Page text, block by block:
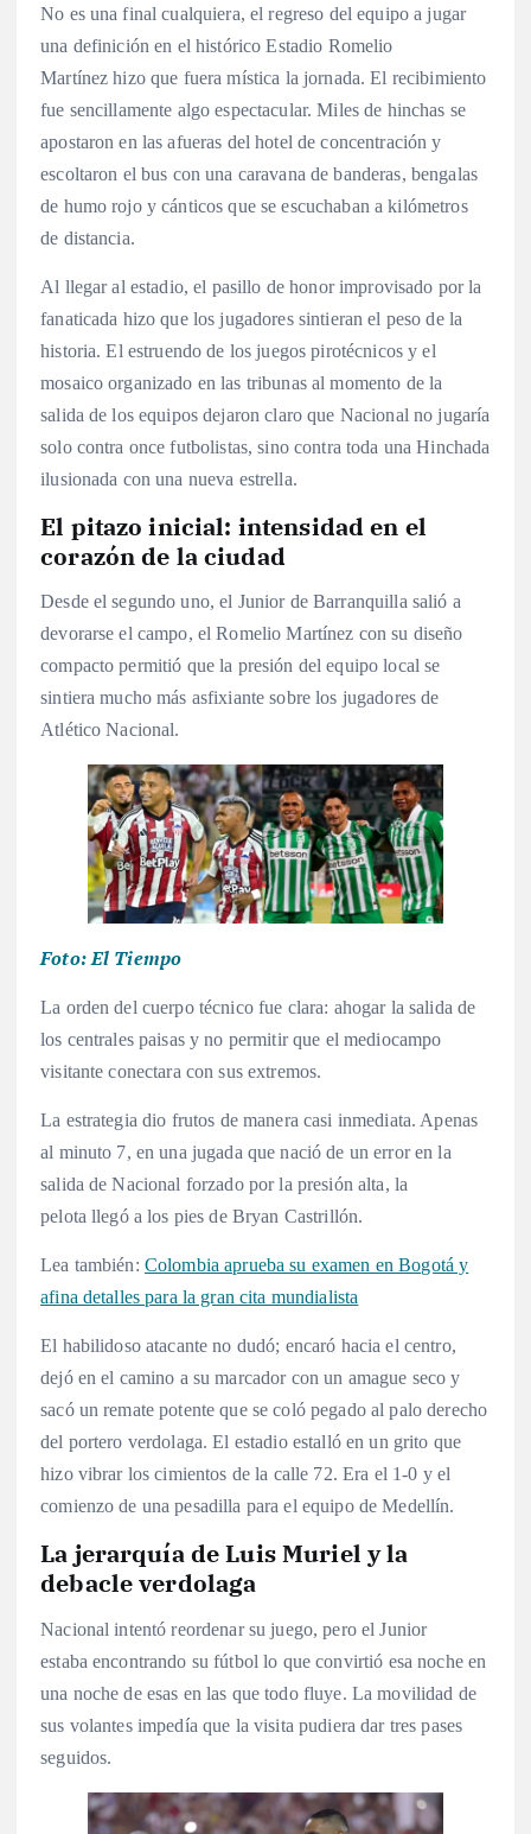
No es una final cualquiera, el regreso del equipo a jugar
una definición en el histórico Estadio Romelio
Martínez hizo que fuera mística la jornada. El recibimiento
fue sencillamente algo espectacular. Miles de hinchas se
apostaron en las afueras del hotel de concentración y
escoltaron el bus con una caravana de banderas, bengalas
de humo rojo y cánticos que se escuchaban a kilómetros
de distancia.
Al llegar al estadio, el pasillo de honor improvisado por la
fanaticada hizo que los jugadores sintieran el peso de la
historia. El estruendo de los juegos pirotécnicos y el
mosaico organizado en las tribunas al momento de la
salida de los equipos dejaron claro que Nacional no jugaría
solo contra once futbolistas, sino contra toda una Hinchada
ilusionada con una nueva estrella.
El pitazo inicial: intensidad en el
corazón de la ciudad
Desde el segundo uno, el Junior de Barranquilla salió a
devorarse el campo, el Romelio Martínez con su diseño
compacto permitió que la presión del equipo local se
sintiera mucho más asfixiante sobre los jugadores de
Atlético Nacional.
Foto: El Tiempo
La orden del cuerpo técnico fue clara: ahogar la salida de
los centrales paisas y no permitir que el mediocampo
visitante conectara con sus extremos.
La estrategia dio frutos de manera casi inmediata. Apenas
al minuto 7, en una jugada que nació de un error en la
salida de Nacional forzado por la presión alta, la
pelota llegó a los pies de Bryan Castrillón.
Lea también: Colombia aprueba su examen en Bogotá y
afina detalles para la gran cita mundialista
El habilidoso atacante no dudó; encaró hacia el centro,
dejó en el camino a su marcador con un amague seco y
sacó un remate potente que se coló pegado al palo derecho
del portero verdolaga. El estadio estalló en un grito que
hizo vibrar los cimientos de la calle 72. Era el 1-0 y el
comienzo de una pesadilla para el equipo de Medellín.
La jerarquía de Luis Muriel y la
debacle verdolaga
Nacional intentó reordenar su juego, pero el Junior
estaba encontrando su fútbol lo que convirtió esa noche en
una noche de esas en las que todo fluye. La movilidad de
sus volantes impedía que la visita pudiera dar tres pases
seguidos.